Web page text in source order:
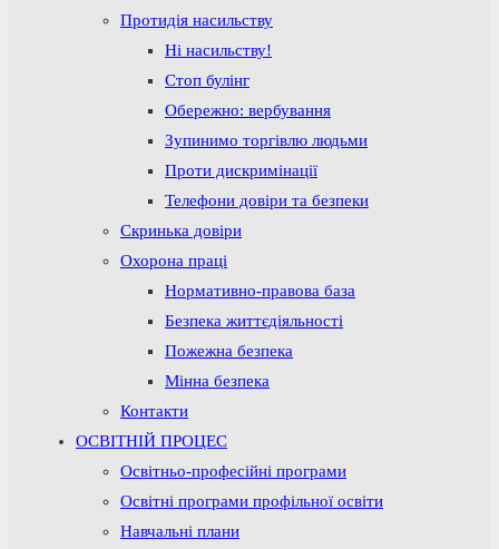
Протидія насильству
Ні насильству!
Стоп булінг
Обережно: вербування
Зупинимо торгівлю людьми
Проти дискримінації
Телефони довіри та безпеки
Скринька довіри
Охорона праці
Нормативно-правова база
Безпека життєдіяльності
Пожежна безпека
Мінна безпека
Контакти
ОСВІТНІЙ ПРОЦЕС
Освітньо-професійні програми
Освітні програми профільної освіти
Навчальні плани